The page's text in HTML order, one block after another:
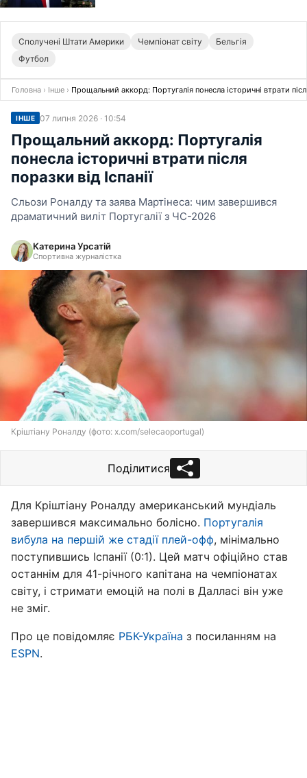
Сполучені Штати Америки Чемпіонат світу
Бельгія
Футбол
Головна › Інше › Прощальний аккорд: Португалія понесла історичні втрати
ІНШЕ 07 липня 2026 · 10:54
Прощальний аккорд: Португалія
понесла історичні втрати після
поразки від Іспанії
Сльози Роналду та заява Мартінеса: чим завершився
драматичний виліт Португалії з ЧС-2026
Катерина Урсатій
Спортивна журналістка
Кріштіану Роналду (фото: x.com/selecaoportugal)
Поділитися
Для Кріштіану Роналду американський мундіаль
завершився максимально болісно. Португалія
вибула на першій же стадії плей-офф, мінімально
поступившись Іспанії (0:1). Цей матч офіційно став
останнім для 41-річного капітана на чемпіонатах
світу, і стримати емоцій на полі в Далласі він уже
не зміг.
Про це повідомляє РБК-Україна з посиланням на
ESPN.